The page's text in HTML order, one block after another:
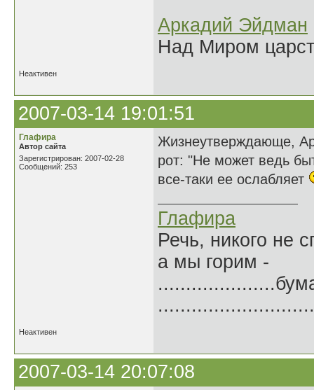
Аркадий Эйдман
Над Миром
Неактивен
2007-03-14 19:01:51
Глафира
Автор сайта
Зарегистрирован: 2007-02-28
Сообщений: 253
Жизнеутверждающе,
рот: "Не может ведь
все-таки ее ослабляет
Глафира
Речь, никого не
а мы горим -
Неактивен
2007-03-14 20:07:08